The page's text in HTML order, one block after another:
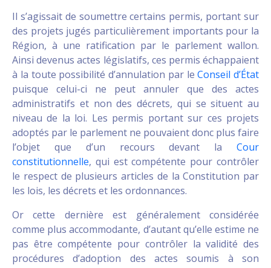
Il s’agissait de soumettre certains permis, portant sur
des projets jugés particulièrement importants pour la
Région, à une ratification par le parlement wallon.
Ainsi devenus actes législatifs, ces permis échappaient
à la toute possibilité d’annulation par leConseil d’État
puisque celui-ci ne peut annuler que des actes
administratifs et non des décrets, qui se situent au
niveau de la loi. Les permis portant sur ces projets
adoptés par le parlement ne pouvaient donc plus faire
l’objet que d’un recours devant la Cour
constitutionnelle, qui est compétente pour contrôler
le respect de plusieurs articles de la Constitution par
les lois, les décrets et les ordonnances.
Or cette dernière est généralement considérée
comme plus accommodante, d’autant qu’elle estime ne
pas être compétente pour contrôler la validité des
procédures d’adoption des actes soumis à son